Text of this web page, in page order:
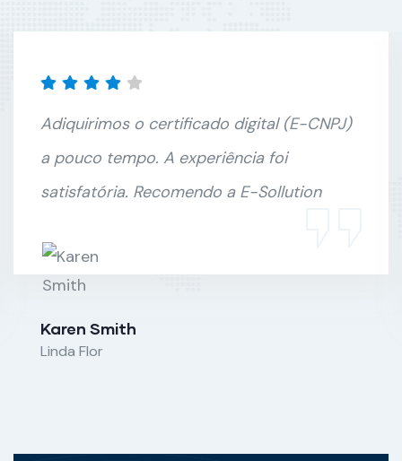
Adiquirimos o certificado digital (E-CNPJ)
a pouco tempo. A experiência foi
satisfatória. Recomendo a E-Sollution
Karen Smith
Linda Flor